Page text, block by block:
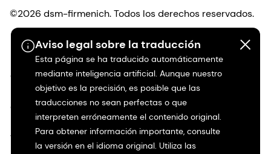
Aviso legal sobre la traducción
Esta página se ha traducido automáticamente
mediante inteligencia artificial. Aunque nuestro
objetivo es la precisión, es posible que las
traducciones no sean perfectas o que
interpreten erróneamente el contenido original.
Para obtener información importante, consulte
la versión en el idioma original. Utiliza las
©2026 dsm-firmenich. Todos los derechos reservados.
Protección de datos
Condiciones de uso
Condiciones generales
Transparencia en California